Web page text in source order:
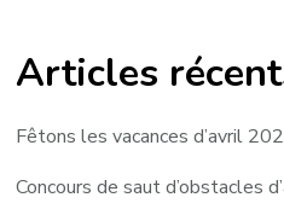
Articles
Fêtons les vacances d’avril
Concours de saut d’obstacles